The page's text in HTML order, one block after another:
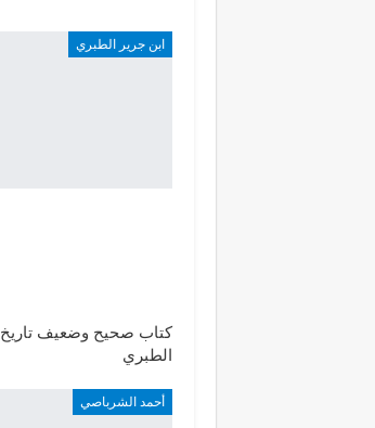
ابن جرير الطبري
كتاب صحيح وضعيف تاريخ
الطبري
أحمد الشرباصي